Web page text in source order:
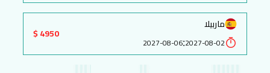
ماربيلا
2027-08-02
:
2027-08-06
4950 $